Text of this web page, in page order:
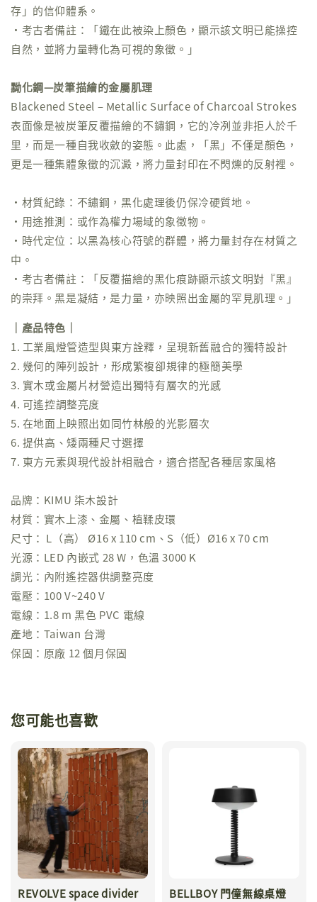
存」的信仰體系。
・考古者備註：「鐵在此被染上顏色，顯示該文明已能操控
自然，並將力量轉化為可視的象徵。」
黝化鋼—炭筆描繪的金屬肌理
Blackened Steel – Metallic Surface of Charcoal Strokes
表面像是被炭筆反覆描繪的不鏽鋼，它的冷冽並非拒人於千
里，而是一種自我收斂的姿態。此處，「黑」不僅是顏色，
更是一種集體象徵的沉澱，將力量封印在不閃爍的反射裡。
・材質紀錄：不鏽鋼，黑化處理後仍保冷硬質地。
・用途推測：或作為權力場域的象徵物。
・時代定位：以黑為核心符號的群體，將力量封存在材質之
中。
・考古者備註：「反覆描繪的黑化痕跡顯示該文明對『黑』
的崇拜。黑是凝結，是力量，亦映照出金屬的罕見肌理。」
｜產品特色｜
1. 工業風燈管造型與東方詮釋，呈現新舊融合的獨特設計
2. 幾何的陣列設計，形成繁複卻規律的極簡美學
3. 實木或金屬片材營造出獨特有層次的光感
4. 可遙控調整亮度
5. 在地面上映照出如同竹林般的光影層次
6. 提供高、矮兩種尺寸選擇
7. 東方元素與現代設計相融合，適合搭配各種居家風格
品牌：KIMU 柒木設計
材質：實木上漆、金屬、植鞣皮環
尺寸： L（高） Ø16 x 110 cm、S（低）Ø16 x 70 cm
光源：LED 內嵌式 28 W，色溫 3000 K
調光：內附遙控器供調整亮度
電壓：100 V~240 V
電線：1.8 m 黑色 PVC 電線
產地：Taiwan 台灣
保固：原廠 12 個月保固
您可能也喜歡
REVOLVE space divider BELLBOY 門僮無線桌燈